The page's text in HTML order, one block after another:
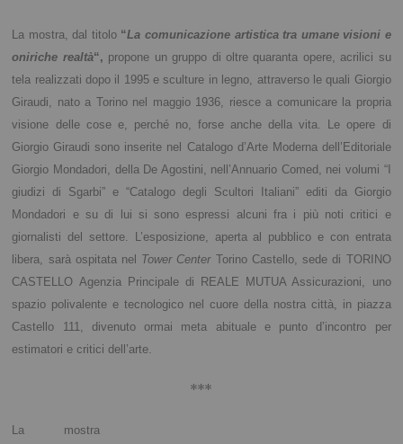
La mostra, dal titolo “La comunicazione artistica tra umane visioni e
oniriche realtà“, propone un gruppo di oltre quaranta opere, acrilici su
tela realizzati dopo il 1995 e sculture in legno, attraverso le quali Giorgio
Giraudi, nato a Torino nel maggio 1936, riesce a comunicare la propria
visione delle cose e, perché no, forse anche della vita. Le opere di
Giorgio Giraudi sono inserite nel Catalogo d’Arte Moderna dell’Editoriale
Giorgio Mondadori, della De Agostini, nell’Annuario Comed, nei volumi “I
giudizi di Sgarbi” e “Catalogo degli Scultori Italiani” editi da Giorgio
Mondadori e su di lui si sono espressi alcuni fra i più noti critici e
giornalisti del settore. L’esposizione, aperta al pubblico e con entrata
libera, sarà ospitata nel Tower CenterTorino Castello, sede di TORINO
CASTELLO Agenzia Principale di REALE MUTUA Assicurazioni, uno
spazio polivalente e tecnologico nel cuore della nostra città, in piazza
Castello 111, divenuto ormai meta abituale e punto d’incontro per
estimatori e critici dell’arte.
***
La mostra